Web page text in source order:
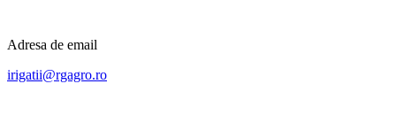
Adresa de email
irigatii@rgagro.ro